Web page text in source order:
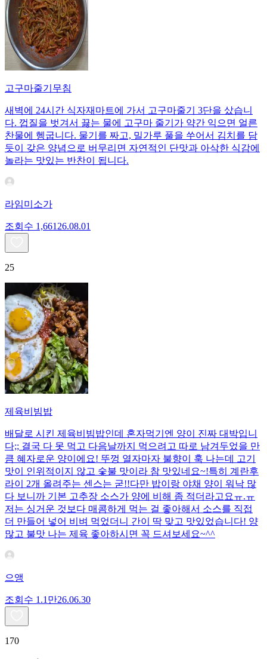
고구마줄기무침
새벽에 24시간 식자재마트에 가서 고구마줄기 3단을 샀습니
다. 껍질을 벗겨서 끓는 물에 고구마 줄기가 약간 익으면 얼른
찬물에 헹굽니다. 물기를 짜고, 밀가루 풀을 쑤어서 김치를 담
듯이 갖은 양념으로 버무리면 자연적인 단맛과 아삭한 식감에
놀라는 맛있는 반찬이 됩니다.
라임미소가
조회수 1,661 26.08.01
25
제육비빔밥
배달로 시킨 제육비빔밥인데 혼자먹기엔 양이 진짜 대박입니
다;; 결국 다 못 먹고 다음날까지 먹으려고 따로 남겨두었을 만
큼 혜자로운 양이에요! 뚜껑 열자마자 불향이 훅 나는데 고기
맛이 인위적이지 않고 숯불 맛이라 참 맛있네요~!특히 계란후
라이 2개 올려주는 센스는 굳!! ​다만 밥이랑 야채 양이 워낙 많
다 보니까 기본 고추장 소스가 양에 비해 좀 적더라고요ㅠ.ㅠ
저는 싱거운 것보다 매콤하게 먹는 걸 좋아해서 소스를 직접
더 만들어 넣어 비벼 먹었더니 간이 딱 맞고 맛있었습니다! 양
많고 불맛 나는 제육 좋아하시면 꼭 드셔보세요~^^
으앵
조회수 1.1만26.06.30
170